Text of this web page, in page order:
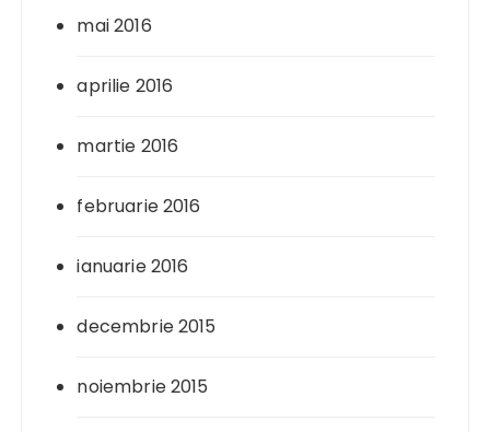
mai 2016
aprilie 2016
martie 2016
februarie 2016
ianuarie 2016
decembrie 2015
noiembrie 2015